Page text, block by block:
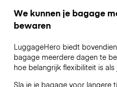
We kunnen je bagage
bewaren
LuggageHero biedt
bagage meerdere dagen te
hoe belangrijk flexibiliteit is
Sla je je bagage voor langere